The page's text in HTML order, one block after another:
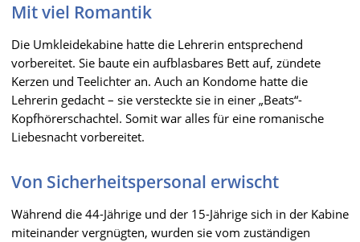
Mit viel Romantik
Die Umkleidekabine hatte die Lehrerin entsprechend
vorbereitet. Sie baute ein aufblasbares Bett auf, zündete
Kerzen und Teelichter an. Auch an Kondome hatte die
Lehrerin gedacht – sie versteckte sie in einer „Beats“-
Kopfhörerschachtel. Somit war alles für eine romanische
Liebesnacht vorbereitet.
Von Sicherheitspersonal erwischt
Während die 44-Jährige und der 15-Jährige sich in der Kabine
miteinander vergnügten, wurden sie vom zuständigen